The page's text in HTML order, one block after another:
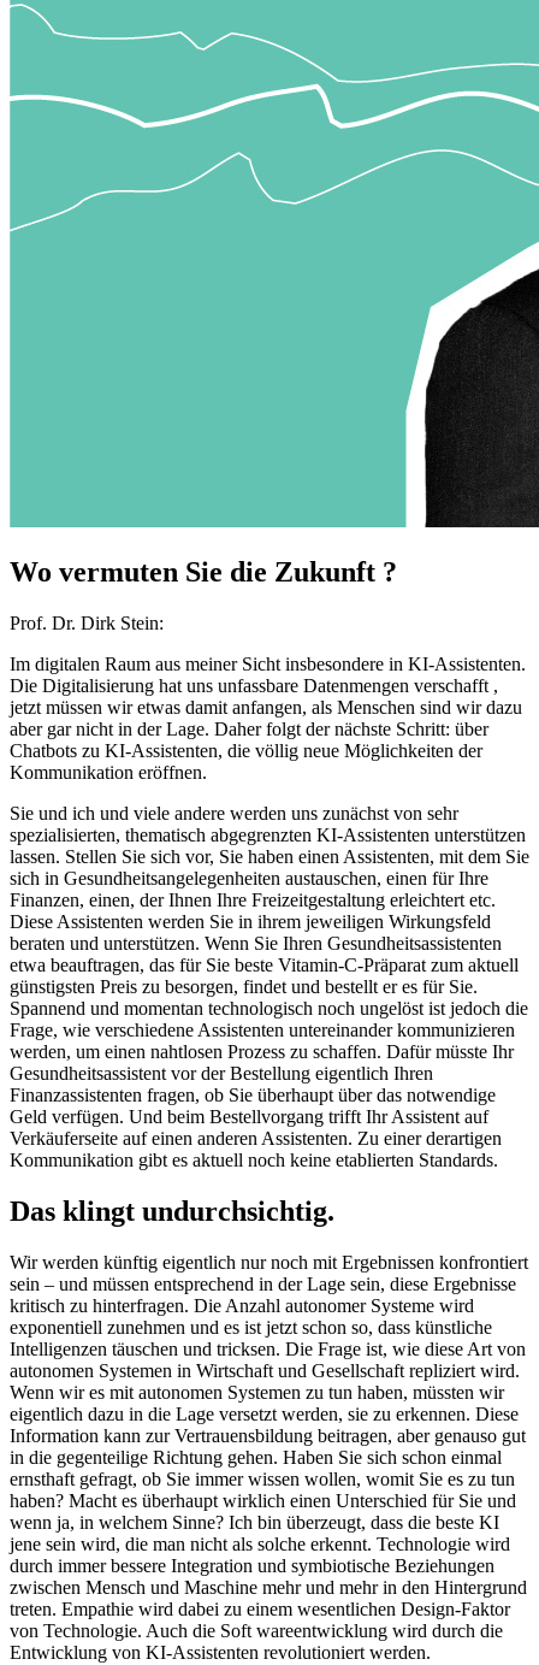
Wo vermuten Sie die Zukunft ?
Prof. Dr. Dirk Stein:
Im digitalen Raum aus meiner Sicht insbesondere in KI-Assistenten.
Die Digitalisierung hat uns unfassbare Datenmengen verschafft ,
jetzt müssen wir etwas damit anfangen, als Menschen sind wir dazu
aber gar nicht in der Lage. Daher folgt der nächste Schritt: über
Chatbots zu KI-Assistenten, die völlig neue Möglichkeiten der
Kommunikation eröffnen.
Sie und ich und viele andere werden uns zunächst von sehr
spezialisierten, thematisch abgegrenzten KI-Assistenten unterstützen
lassen. Stellen Sie sich vor, Sie haben einen Assistenten, mit dem Sie
sich in Gesundheitsangelegenheiten austauschen, einen für Ihre
Finanzen, einen, der Ihnen Ihre Freizeitgestaltung erleichtert etc.
Diese Assistenten werden Sie in ihrem jeweiligen Wirkungsfeld
beraten und unterstützen. Wenn Sie Ihren Gesundheitsassistenten
etwa beauftragen, das für Sie beste Vitamin-C-Präparat zum aktuell
günstigsten Preis zu besorgen, findet und bestellt er es für Sie.
Spannend und momentan technologisch noch ungelöst ist jedoch die
Frage, wie verschiedene Assistenten untereinander kommunizieren
werden, um einen nahtlosen Prozess zu schaffen. Dafür müsste Ihr
Gesundheitsassistent vor der Bestellung eigentlich Ihren
Finanzassistenten fragen, ob Sie überhaupt über das notwendige
Geld verfügen. Und beim Bestellvorgang trifft Ihr Assistent auf
Verkäuferseite auf einen anderen Assistenten. Zu einer derartigen
Kommunikation gibt es aktuell noch keine etablierten Standards.
Das klingt undurchsichtig.
Wir werden künftig eigentlich nur noch mit Ergebnissen konfrontiert
sein – und müssen entsprechend in der Lage sein, diese Ergebnisse
kritisch zu hinterfragen. Die Anzahl autonomer Systeme wird
exponentiell zunehmen und es ist jetzt schon so, dass künstliche
Intelligenzen täuschen und tricksen. Die Frage ist, wie diese Art von
autonomen Systemen in Wirtschaft und Gesellschaft repliziert wird.
Wenn wir es mit autonomen Systemen zu tun haben, müssten wir
eigentlich dazu in die Lage versetzt werden, sie zu erkennen. Diese
Information kann zur Vertrauensbildung beitragen, aber genauso gut
in die gegenteilige Richtung gehen. Haben Sie sich schon einmal
ernsthaft gefragt, ob Sie immer wissen wollen, womit Sie es zu tun
haben? Macht es überhaupt wirklich einen Unterschied für Sie und
wenn ja, in welchem Sinne? Ich bin überzeugt, dass die beste KI
jene sein wird, die man nicht als solche erkennt. Technologie wird
durch immer bessere Integration und symbiotische Beziehungen
zwischen Mensch und Maschine mehr und mehr in den Hintergrund
treten. Empathie wird dabei zu einem wesentlichen Design-Faktor
von Technologie. Auch die Soft wareentwicklung wird durch die
Entwicklung von KI-Assistenten revolutioniert werden.